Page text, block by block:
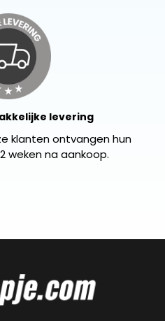
levering
klanten ontvangen hun
weken na aankoop.